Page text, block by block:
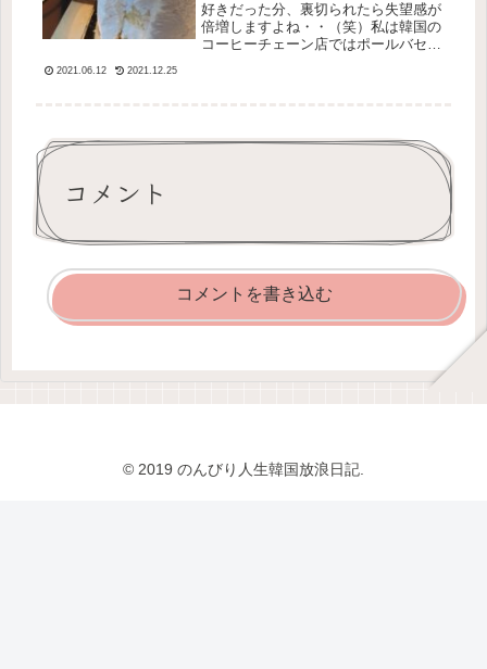
好きだった分、裏切られたら失望感が
倍増しますよね・・（笑）私は韓国の
コーヒーチェーン店ではポールバセッ
2021.06.12 2021.12.25
コメント
コメントを書き込む
© 2019 のんびり人生韓国放浪日記.